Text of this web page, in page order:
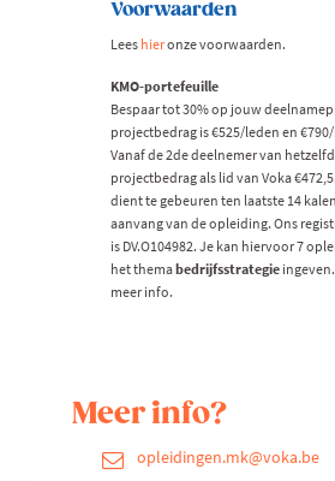
Voorwaarden
Lees hieronze voorwaarden.
KMO-portefeuille
Bespaar tot 30% op jouw
projectbedrag is €525/leden en
Vanaf de 2de deelnemer van
projectbedrag als lid van Voka
dient te gebeuren ten laatste 14
aanvang van de opleiding. Ons
is DV.O104982. Je kan hiervoor 7
het themabedrijfsstrategie
meer info.
Meer info?
opleidingen.mk@voka.be